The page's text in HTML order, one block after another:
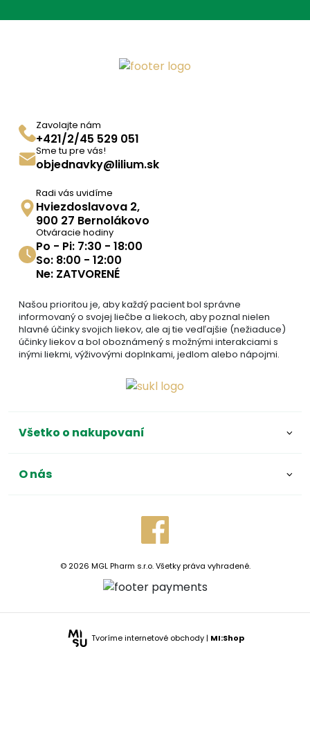
Zavolajte nám
+421/2/45 529 051
Sme tu pre vás!
objednavky@lilium.sk
Radi vás uvidíme
Hviezdoslavova 2,
900 27 Bernolákovo
Otváracie hodiny
Po - Pi: 7:30 - 18:00
So: 8:00 - 12:00
Ne: ZATVORENÉ
Našou prioritou je, aby každý pacient bol správne
informovaný o svojej liečbe a liekoch, aby poznal nielen
hlavné účinky svojich liekov, ale aj tie vedľajšie (nežiaduce)
účinky liekov a bol oboznámený s možnými interakciami s
inými liekmi, výživovými doplnkami, jedlom alebo nápojmi.
Všetko o nakupovaní
O nás
© 2026 MGL Pharm s.r.o. Všetky práva vyhradené.
Tvoríme internetové obchody | MI:Shop